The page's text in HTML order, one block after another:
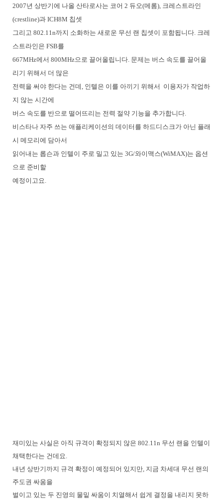
2007년 상반기에 나올 산타로사는 코어 2 듀오(메롬), 크레스트라인
(crestline)과 ICH8M 칩셋
그리고 802.11n까지 소화하는 새로운 무선 랜 칩셋이 포함됩니다. 크레
스트라인은 FSB를
667MHz에서 800MHz으로 끌어올립니다. 문제는 버스 속도를 끌어올
리기 위해서 더 많은
전력을 써야 한다는 건데, 인텔은 이를 아끼기 위해서 이용자가 작업하
지 않는 시간에
버스 속도를 반으로 떨어뜨리는 전력 절약 기능을 추가합니다.
비스타나 자주 쓰는 애플리케이션의 데이터를 하드디스크가 아닌 플래
시 메모리에 담아서
읽어내는 롭슨과 인텔이 주로 밀고 있는 3G/와이맥스(WiMAX)는 옵션
으로 준비할
예정이고요.
재미있는 사실은 아직 규격이 확정되지 않은 802.11n 무선 랜을 인텔이
채택한다는 건데요.
내년 상반기까지 규격 확정이 예정되어 있지만, 지금 차세대 무선 랜의
주도권 싸움을
벌이고 있는 두 진영의 물밑 싸움이 치열해서 쉽게 결정을 내리지 못하